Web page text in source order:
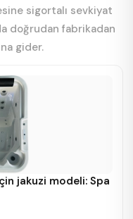
sigortalı sevkiyat
doğrudan fabrikadan
gider.
jakuzi modeli: Spa